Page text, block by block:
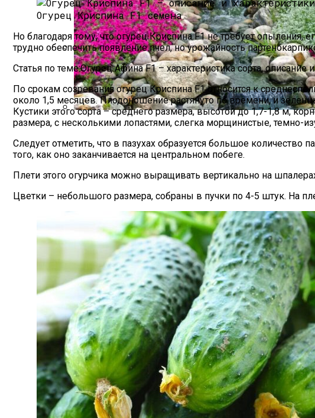
Солевой Раствор От Вредителей Для Лука На
Альпийская Горка – Как Сделать Своими Руками
Огурец Криспина F1 семена
Но благодаря тому, что огурец Криспина F1 не требует
трудно обеспечить появление пчел, но урожайность
Статья по теме:Огурец Афина F1 – характеристика сорта, описание
По срокам созревания огурец Криспина F1 относится к
около 1,5 месяцев. Плодоношение растянуто по времени, и
Кустики этого сорта – среднего размера, высотой до 1,7-1,8 м,
размера, с несколькими лопастями, слегка морщинистые, темно-
Следует отметить, что в пазухах образуется большое
того, как оно заканчивается на центральном побеге.
Плети этого огурчика можно выращивать вертикально на
Цветки – небольшого размера, собраны в пучки по 4-5 штук. На